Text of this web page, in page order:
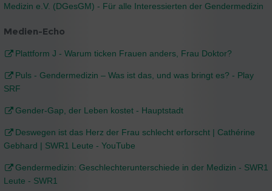
Medizin e.V. (DGesGM) - Für alle Interessierten der Gendermedizin
Medien-Echo
Plattform J - Warum ticken Frauen anders, Frau Doktor?
Puls - Gendermedizin – Was ist das, und was bringt es? - Play
SRF
Gender-Gap, der Leben kostet - Hauptstadt
Deswegen ist das Herz der Frau schlecht erforscht | Cathérine
Gebhard | SWR1 Leute - YouTube
Gendermedizin: Geschlechterunterschiede in der Medizin - SWR1
Leute - SWR1